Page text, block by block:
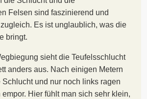
Felsen sind faszinierend und
Es ist unglaublich, was die
bringt.
sieht die Teufelsschlucht
anders aus. Nach einigen Metern
Schlucht und nur noch links ragen
Hier fühlt man sich sehr klein,